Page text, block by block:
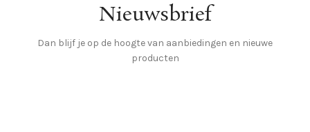
Nieuwsbrief
Dan blijf je op de hoogte van aanbiedingen en nieuwe
producten